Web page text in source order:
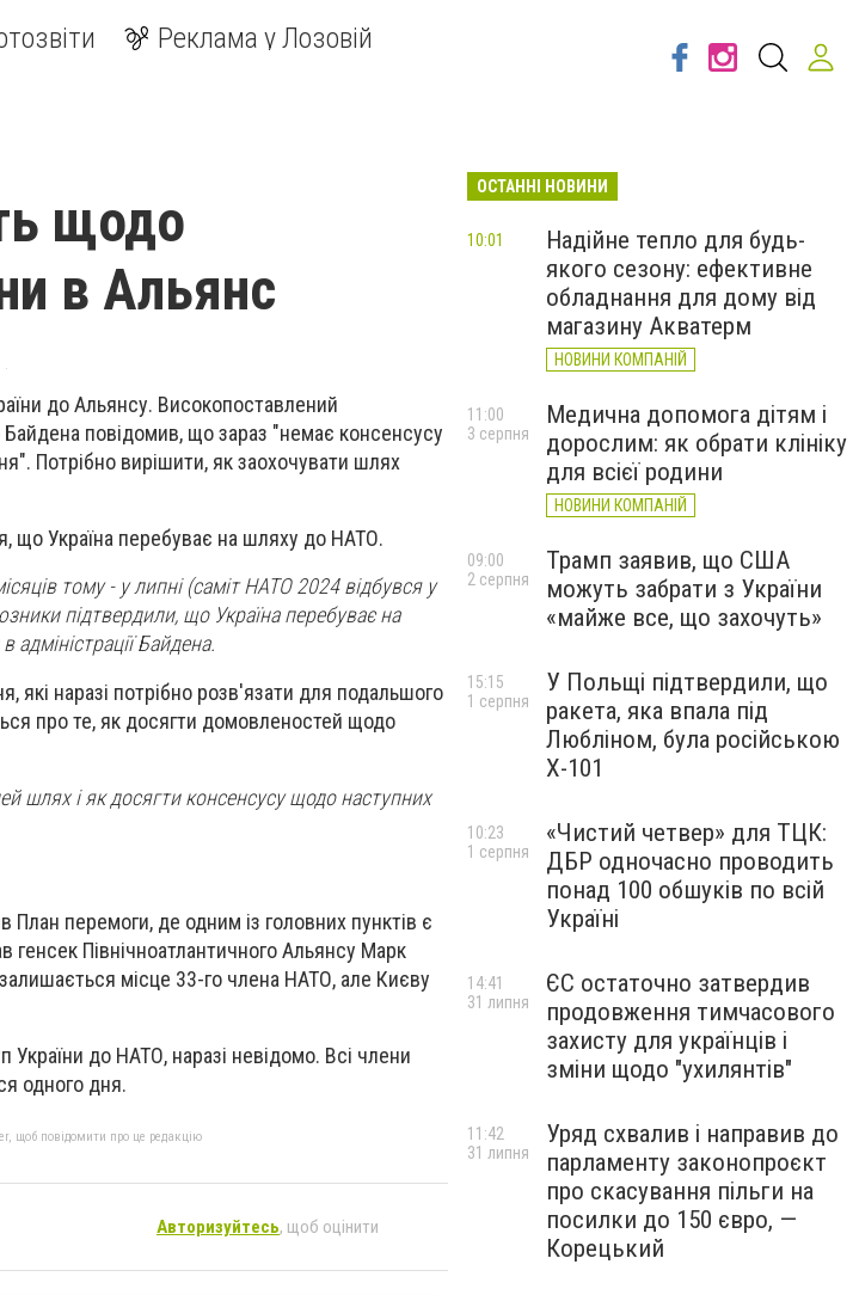
Реклама у Лозовій
щодо
в Альянс
до Альянсу. Високопоставлений
повідомив, що зараз "немає консенсусу
Потрібно вирішити, як заохочувати шлях
що Україна перебуває на шляху до НАТО.
тому - у липні (саміт НАТО 2024 відбувся у
підтвердили, що Україна перебуває на
Байдена.
які наразі потрібно розв'язати для подальшого
про те, як досягти домовленостей щодо
шлях і як досягти консенсусу щодо наступних
перемоги, де одним із головних пунктів є
генсек Північноатлантичного Альянсу Марк
місце 33-го члена НАТО, але Києву
до НАТО, наразі невідомо. Всі члени
одного дня.
щоб повідомити про це редакцію
Авторизуйтесь, щоб оцінити
ОСТАННІ НОВИНИ
Надійне тепло для будь-
якого сезону: ефективне
обладнання для дому від
магазину Акватерм
НОВИНИ КОМПАНІЙ
10:01
Медична допомога дітям і
дорослим: як обрати клініку
для всієї родини
НОВИНИ КОМПАНІЙ
11:00
3 серпня
Трамп заявив, що США
можуть забрати з України
«майже все, що захочуть»
09:00
2 серпня
У Польщі підтвердили, що
ракета, яка впала під
Любліном, була російською
Х-101
15:15
1 серпня
«Чистий четвер» для ТЦК:
ДБР одночасно проводить
понад 100 обшуків по всій
Україні
10:23
1 серпня
ЄС остаточно затвердив
продовження тимчасового
захисту для українців і
зміни щодо "ухилянтів"
14:41
31 липня
Уряд схвалив і направив до
парламенту законопроєкт
про скасування пільги на
посилки до 150 євро, —
Корецький
11:42
31 липня